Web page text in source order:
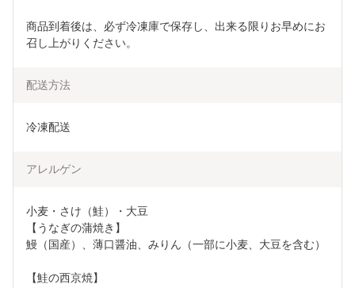
商品到着後は、必ず冷凍庫で保存し、出来る限りお早めにお
召し上がりください。
配送方法
冷凍配送
アレルゲン
小麦・さけ（鮭）・大豆
【うなぎの蒲焼き】
鰻（国産）、薄口醤油、みりん（一部に小麦、大豆を含む）
【鮭の西京焼】